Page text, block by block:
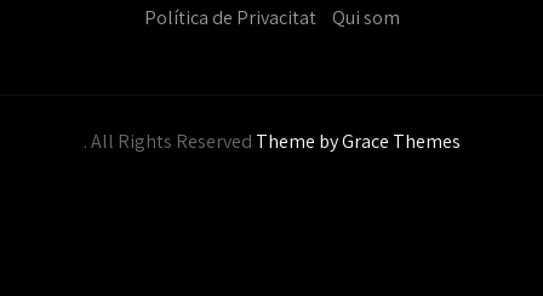
Política de Privacitat
Qui som
. All Rights Reserved Theme by Grace Themes